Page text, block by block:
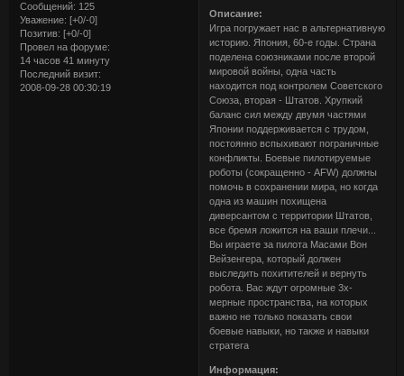
Сообщений: 125
Уважение: [+0/-0]
Позитив: [+0/-0]
Провел на форуме:
14 часов 41 минуту
Последний визит:
2008-09-28 00:30:19
Описание:
Игра погружает нас в альтернативную
историю. Япония, 60-е годы. Страна
поделена союзниками после второй
мировой войны, одна часть
находится под контролем Советского
Союза, вторая - Штатов. Хрупкий
баланс сил между двумя частями
Японии поддерживается с трудом,
постоянно вспыхивают пограничные
конфликты. Боевые пилотируемые
роботы (сокращенно - AFW) должны
помочь в сохранении мира, но когда
одна из машин похищена
диверсантом с территории Штатов,
все бремя ложится на ваши плечи...
Вы играете за пилота Масами Вон
Вейзенгера, который должен
выследить похитителей и вернуть
робота. Вас ждут огромные 3х-
мерные пространства, на которых
важно не только показать свои
боевые навыки, но также и навыки
стратега
Информация: